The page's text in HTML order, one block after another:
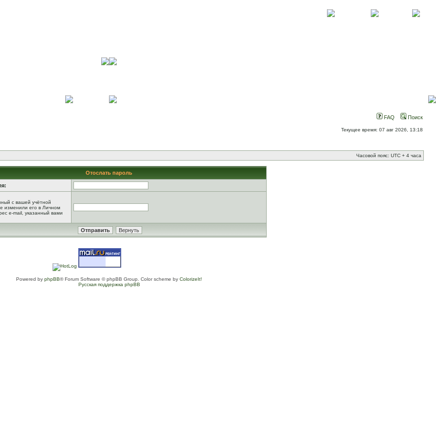
FAQ Поиск
Текущее время: 07 авг 2026, 13:18
Часовой пояс: UTC + 4 часа
Отослать пароль
с вашей учётной
изменили его в Личном
e-mail, указанный вами
Powered by phpBB® Forum Software © phpBB Group. Color scheme by ColorizeIt!
Русская поддержка phpBB